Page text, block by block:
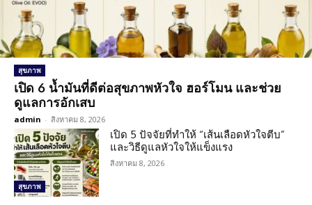
สุขภาพ
เปิด 6 น้ำมันที่ดีต่อสุขภาพหัวใจ ฮอร์โมน และช่วย
ดูแลการอักเสบ
admin - สิงหาคม 8, 2026
สุขภาพ
เปิด 5 ปัจจัยที่ทำให้ “เส้นเลือดหัวใจตีบ”
และวิธีดูแลหัวใจให้แข็งแรง
สิงหาคม 8, 2026